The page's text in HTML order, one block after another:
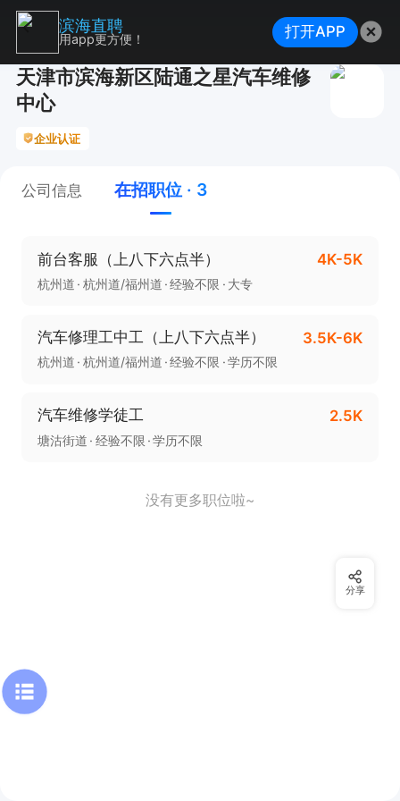
天津市滨海新区陆通之星汽车维修
中心
企业认证
公司信息 在招职位 · 3
前台客服（上八下六点半） 4K-5K
杭州道 杭州道/福州道 经验不限 大专
汽车修理工中工（上八下六点半） 3.5K-6K
杭州道 杭州道/福州道 经验不限 学历不限
汽车维修学徒工 2.5K
塘沽街道 经验不限 学历不限
没有更多职位啦~
分享
滨海直聘
用app更方便！ 打开APP